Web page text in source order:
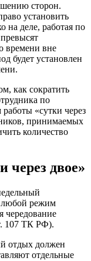
сторон.
установить
на деле, работая по
времени вне
будет установлен
как сократить
по
«сутки через
принимаемых
количество
через двое»
любой режим
чередование
107 ТК РФ).
отдых должен
отдельные